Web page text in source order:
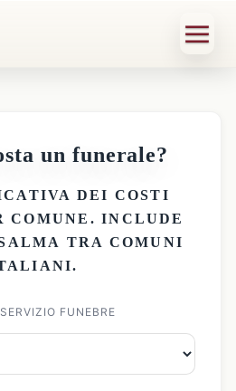
un funerale?
DEI COSTI
COMUNE . INCLUDE
TRA COMUNI
FUNEBRE